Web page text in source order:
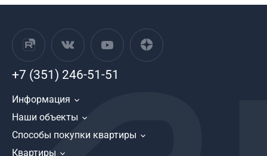
Информация
Наши объекты
Способы покупки квартиры
Квартиры
+7 (351) 246-51-51